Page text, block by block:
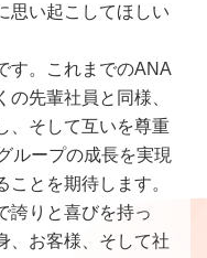
思い起こしてほしい
す。これまでのANA
先輩社員と同様、
、そして互いを尊重
ループの成長を実現
とを期待します。
誇りと喜びを持っ
、お客様、そして社